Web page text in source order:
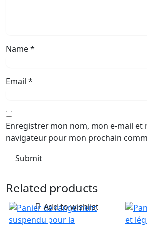
Name*
Email *
Enregistrer mon nom, mon e-mail et
navigateur pour mon prochain
Related products
Add to wishlist